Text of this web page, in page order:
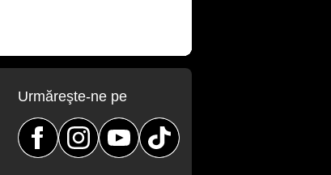
Urmăreşte-ne pe